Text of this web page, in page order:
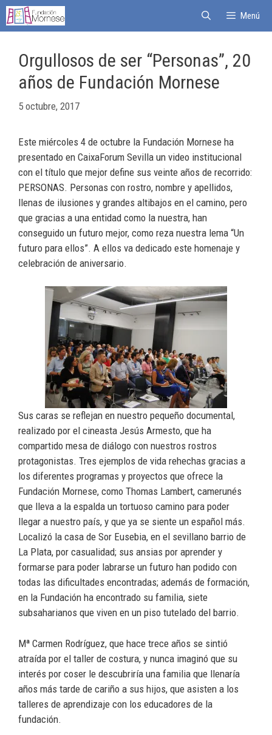
Menú
Orgullosos de ser “Personas”, 20
años de Fundación Mornese
5 octubre, 2017
Este miércoles 4 de octubre la Fundación Mornese ha
presentado en CaixaForum Sevilla un video institucional
con el título que mejor define sus veinte años de recorrido:
PERSONAS. Personas con rostro, nombre y apellidos,
llenas de ilusiones y grandes altibajos en el camino, pero
que gracias a una entidad como la nuestra, han
conseguido un futuro mejor, como reza nuestra lema “Un
futuro para ellos”. A ellos va dedicado este homenaje y
celebración de aniversario.
Sus caras se reflejan en nuestro pequeño documental,
realizado por el cineasta Jesús Armesto, que ha
compartido mesa de diálogo con nuestros rostros
protagonistas. Tres ejemplos de vida rehechas gracias a
los diferentes programas y proyectos que ofrece la
Fundación Mornese, como Thomas Lambert, camerunés
que lleva a la espalda un tortuoso camino para poder
llegar a nuestro país, y que ya se siente un español más.
Localizó la casa de Sor Eusebia, en el sevillano barrio de
La Plata, por casualidad; sus ansias por aprender y
formarse para poder labrarse un futuro han podido con
todas las dificultades encontradas; además de formación,
en la Fundación ha encontrado su familia, siete
subsaharianos que viven en un piso tutelado del barrio.
Mª Carmen Rodríguez, que hace trece años se sintió
atraída por el taller de costura, y nunca imaginó que su
interés por coser le descubriría una familia que llenaría
años más tarde de cariño a sus hijos, que asisten a los
talleres de aprendizaje con los educadores de la
fundación.